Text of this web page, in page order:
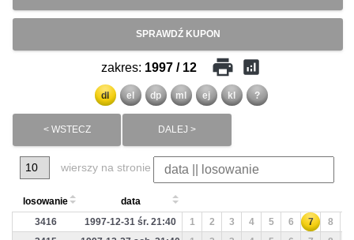
SPRAWDŹ KUPON
zakres: 1997 / 12 print analytics
dl el dp ml ej kl ?
< WSTECZ DALEJ >
wierszy na stronie
losowanie
data
3416
1997-12-31 śr. 21:40 1 2 3 4 5 6 7 8